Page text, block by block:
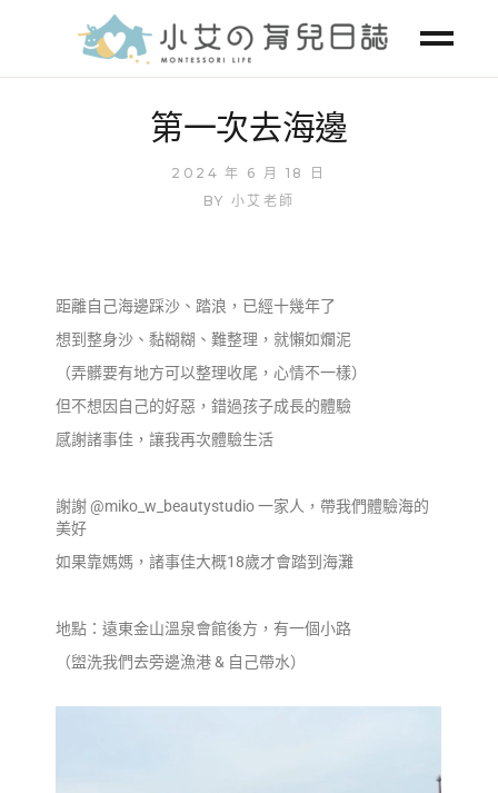
第一次去海邊
2024 年 6 月 18 日
BY 小艾老師
距離自己海邊踩沙、踏浪，已經十幾年了
想到整身沙、黏糊糊、難整理，就懶如爛泥
（弄髒要有地方可以整理收尾，心情不一樣）
但不想因自己的好惡，錯過孩子成長的體驗
感謝諸事佳，讓我再次體驗生活
謝謝 @miko_w_beautystudio 一家人，帶我們體驗海的
美好
如果靠媽媽，諸事佳大概18歲才會踏到海灘
地點：遠東金山溫泉會館後方，有一個小路
（盥洗我們去旁邊漁港 & 自己帶水）